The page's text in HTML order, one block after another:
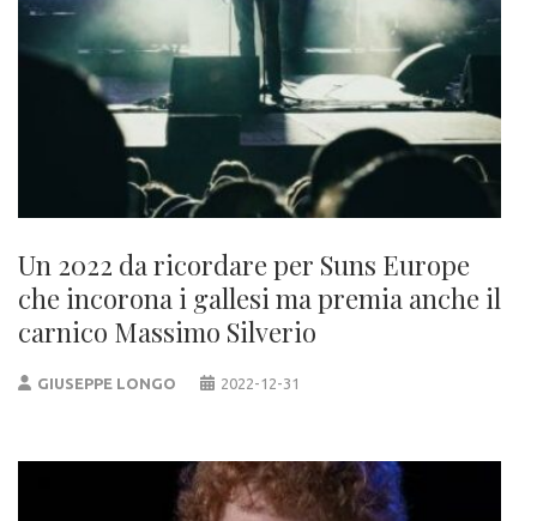
Un 2022 da ricordare per Suns Europe
che incorona i gallesi ma premia anche il
carnico Massimo Silverio
GIUSEPPE LONGO 2022-12-31